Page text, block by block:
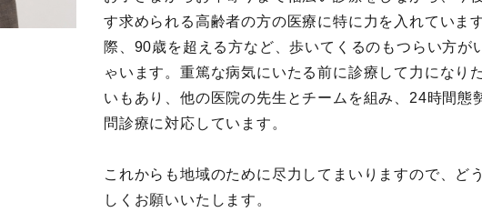
す求められる高齢者の方の医療に特に力を入れていま
際、90歳を超える方など、歩いてくるのもつらい方が
ゃいます。重篤な病気にいたる前に診療して力になり
いもあり、他の医院の先生とチームを組み、24時間態
問診療に対応しています。
これからも地域のために尽力してまいりますので、ど
しくお願いいたします。